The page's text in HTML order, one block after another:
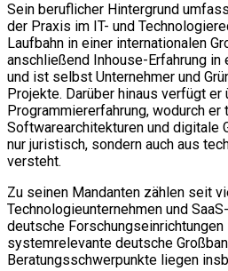
Sein beruflicher Hintergrund
der Praxis im IT- und
Laufbahn in einer internationalen
anschließend Inhouse-Erfahrung in
und ist selbst Unternehmer und
Projekte. Darüber hinaus verfügt
Programmiererfahrung, wodurch
Softwarearchitekturen und digitale
nur juristisch, sondern auch aus
versteht.
Zu seinen Mandanten zählen seit
Technologieunternehmen und
deutsche
systemrelevante deutsche
Beratungsschwerpunkte liegen